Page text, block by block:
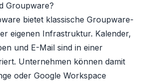
Groupware?
bietet klassische Groupware-
eigenen Infrastruktur. Kalender,
und E-Mail sind in einer
Unternehmen können damit
oder Google Workspace